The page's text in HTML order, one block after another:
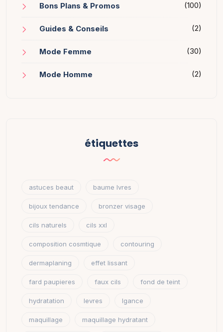
Bons Plans & Promos (100)
Guides & Conseils (2)
Mode Femme (30)
Mode Homme (2)
étiquettes
astuces beaut baume lvres
bijoux tendance bronzer visage
cils naturels cils xxl
composition cosmtique contouring
dermaplaning effet lissant
fard paupieres faux cils fond de teint
hydratation levres lgance
maquillage maquillage hydratant